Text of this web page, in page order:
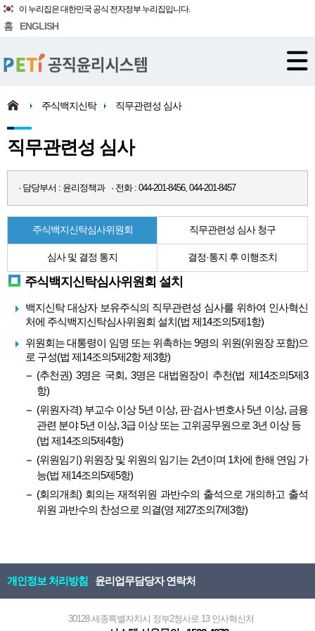
이 누리집은 대한민국 공식 전자정부 누리집입니다.
홈 ENGLISH
주식백지신탁 직무관련성 심사
직무관련성 심사
· 담당부서 : 윤리정책과 · 전화 : 044-201-8456, 044-201-8457
주식백지신탁심사위원회 직무관련성 심사 청구
심사 및 결정 통지 결정·통지 후 이행조치
주식백지신탁심사위원회 설치
백지신탁 대상자 보유주식의 직무관련성 심사를 위하여 인사혁신
처에 주식백지신탁심사위원회 설치(법 제14조의5제1항)
위원회는 대통령이 임명 또는 위촉하는 9명의 위원(위원장 포함)으
로 구성(법 제14조의5제2항 제3항)
(추천권) 3명은 국회, 3명은 대법원장이 추천(법 제14조의5제3
항)
(위원자격) 부교수 이상 5년 이상, 판·검사·변호사 5년 이상, 금융
관련 분야 5년 이상, 3급 이상 또는 고위공무원으로 3년 이상 등
(법 제14조의5제4항)
(위원임기) 위원장 및 위원의 임기는 2년이며 1차에 한해 연임 가
능(법 제14조의5제5항)
(회의개최) 회의는 재적위원 과반수의 출석으로 개의하고 출석
위원 과반수의 찬성으로 의결(영 제27조의7제3항)
개인정보 처리방침 윤리업무담당자 연락처
30128 세종특별자치시 정부2청사로 13 인사혁신처